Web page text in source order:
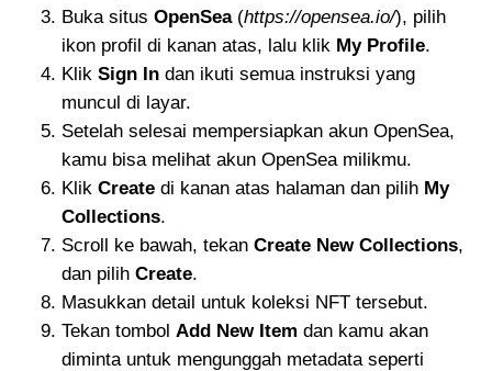
Buka situs OpenSea(https://opensea.io/), pilih
ikon profil di kanan atas, lalu klik My Profile.
Klik Sign In dan ikuti semua instruksi yang
muncul di layar.
Setelah selesai mempersiapkan akun OpenSea,
kamu bisa melihat akun OpenSea milikmu.
Klik Create di kanan atas halaman dan pilih My
Collections.
Scroll ke bawah, tekan Create New Collections,
dan pilih Create.
Masukkan detail untuk koleksi NFT tersebut.
Tekan tombol Add New Item dan kamu akan
diminta untuk mengunggah metadata seperti